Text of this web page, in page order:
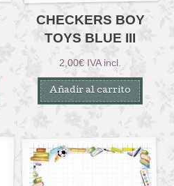
CHECKERS BOY
TOYS BLUE III
2,00€ IVA incl.
Añadir al carrito